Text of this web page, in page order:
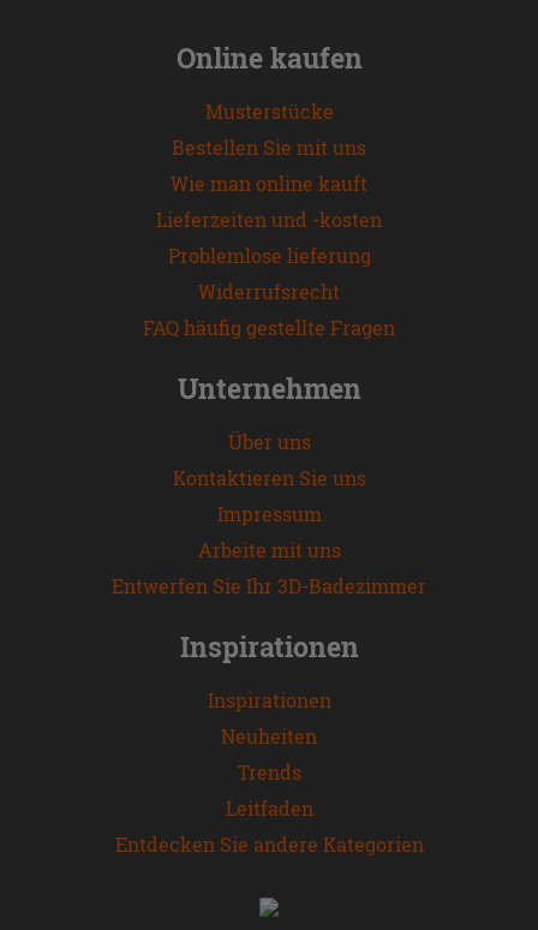
Online kaufen
Musterstücke
Bestellen Sie mit uns
Wie man online kauft
Lieferzeiten und -kosten
Problemlose lieferung
Widerrufsrecht
FAQ häufig gestellte Fragen
Unternehmen
Über uns
Kontaktieren Sie uns
Impressum
Arbeite mit uns
Entwerfen Sie Ihr 3D-Badezimmer
Inspirationen
Inspirationen
Neuheiten
Trends
Leitfaden
Entdecken Sie andere Kategorien